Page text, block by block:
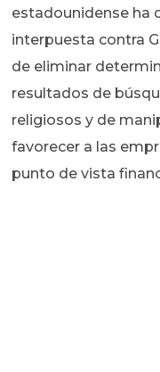
estadounidense ha
interpuesta contra
de eliminar
resultados de
religiosos y de
favorecer a las
punto de vista